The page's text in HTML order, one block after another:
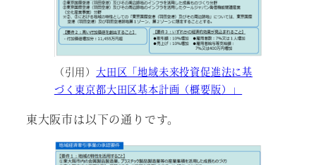
（引用） 大田区「地域未来投資促進法に基
づく東京都大田区基本計画（概要版）」
東大阪市は以下の通りです。